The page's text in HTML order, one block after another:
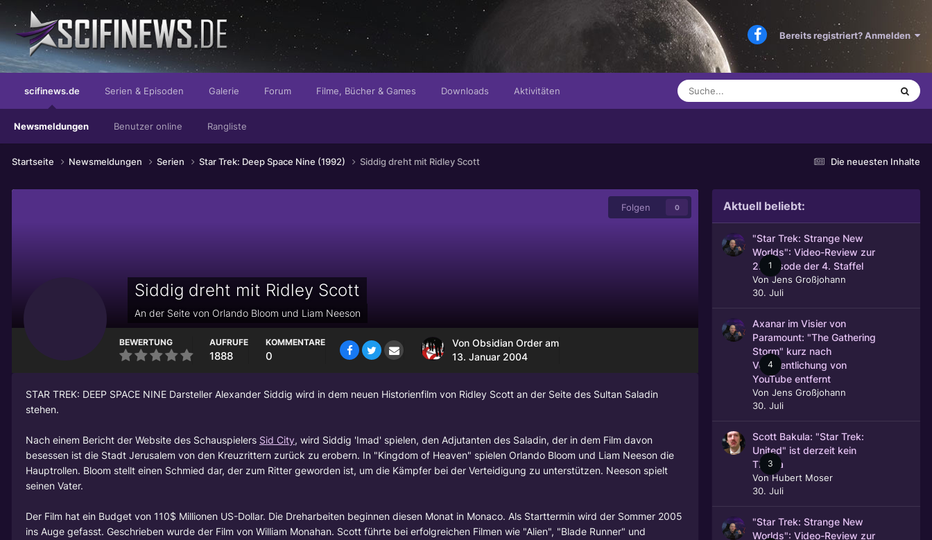
Bereits registriert? Anmelden
scifinews.de
Newsmeldungen Benutzer online Rangliste
Serien & Episoden Galerie Forum Filme, Bücher & Games Downloads Aktivitäten
Die neuesten Inhalte
Startseite Newsmeldungen Serien Star Trek: Deep Space Nine (1992) Siddig dreht mit Ridley Scott
Folgen 0
Siddig dreht mit Ridley Scott
An der Seite von Orlando Bloom und Liam Neeson
BEWERTUNG AUFRUFE
1888
KOMMENTARE
0
Von Obsidian Order am
13. Januar 2004
STAR TREK: DEEP SPACE NINE Darsteller Alexander Siddig wird in dem neuen Historienfilm von Ridley Scott an der Seite des Sultan Saladin
stehen.
Nach einem Bericht der Website des Schauspielers Sid City, wird Siddig 'Imad' spielen, den Adjutanten des Saladin, der in dem Film davon
besessen ist die Stadt Jerusalem von den Kreuzrittern zurück zu erobern. In "Kingdom of Heaven" spielen Orlando Bloom und Liam Neeson die
Hauptrollen. Bloom stellt einen Schmied dar, der zum Ritter geworden ist, um die Kämpfer bei der Verteidigung zu unterstützen. Neeson spielt
seinen Vater.
Der Film hat ein Budget von 110$ Millionen US-Dollar. Die Dreharbeiten beginnen diesen Monat in Monaco. Als Starttermin wird der Sommer 2005
ins Auge gefasst. Geschrieben wurde der Film von William Monahan. Scott führte bei erfolgreichen Filmen wie "Alien", "Blade Runner" und
Aktuell beliebt:
1
"Star Trek: Strange New
Worlds": Video-Review zur
2. Episode der 4. Staffel
VonJens Großjohann
30. Juli
4
Axanar im Visier von
Paramount: "The Gathering
Storm" kurz nach
Veröffentlichung von
YouTube entfernt
Von Jens Großjohann
30. Juli
3
Scott Bakula: "Star Trek:
United" ist derzeit kein
Thema
VonHubert Moser
30. Juli
"Star Trek: Strange New
Worlds": Video-Review zur